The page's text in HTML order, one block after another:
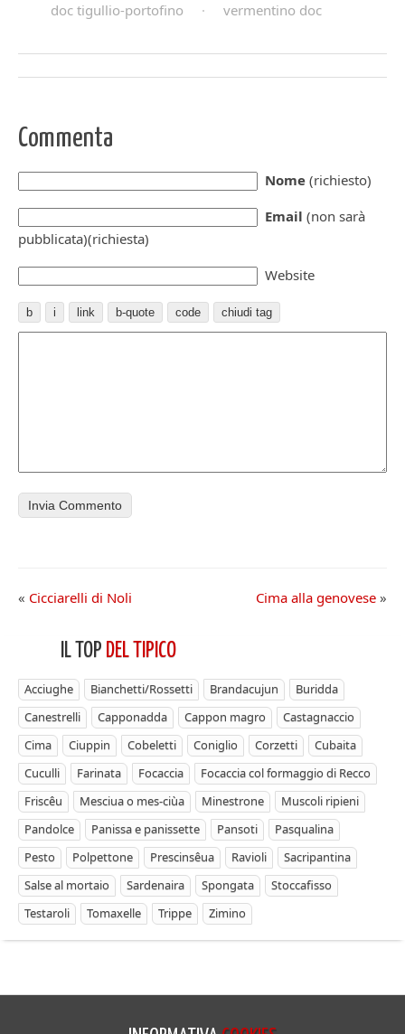
doc tigullio-portofino
· vermentino doc
Commenta
Nome (richiesto)
Email (non sarà
pubblicata)(richiesta)
Website
« Cicciarelli di Noli Cima alla genovese »
IL TOP DEL TIPICO
Acciughe Bianchetti/Rossetti Brandacujun
Buridda
Canestrelli
Capponadda Cappon magro
Castagnaccio
Cima
Ciuppin Cobeletti Coniglio Corzetti
Cubaita
Cuculli
Farinata Focaccia
Focaccia col formaggio di Recco
Friscêu
Mesciua o mes-ciùa Minestrone
Muscoli ripieni
Pandolce
Panissa e panissette Pansoti
Pasqualina
Pesto
Polpettone Prescinsêua Ravioli
Sacripantina
Salse al mortaio
Sardenaira Spongata
Stoccafisso
Testaroli
Tomaxelle Trippe Zimino